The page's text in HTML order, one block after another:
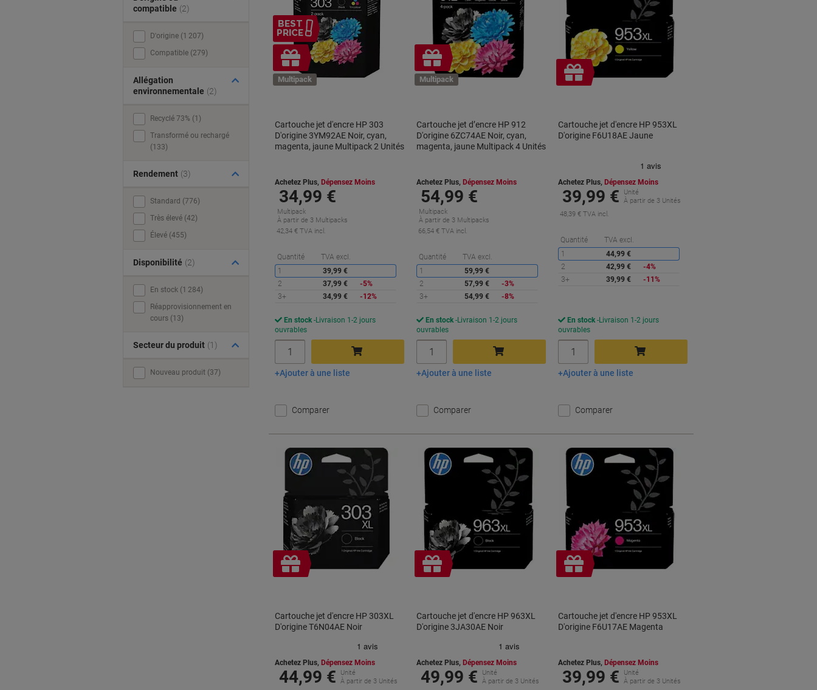
BEST
PRICE
Cadeau
gratuit
Multipack
Cartouche jet d'encre HP 303
D'origine 3YM92AE Noir, cyan,
magenta, jaune Multipack 2 Unités
Achetez Plus, Dépensez Moins
34,99 €
Multipack
À partir de 3 Multipacks
42,34 € TVA incl.
Quantité TVA excl.
Économies
1
39,99 €
2
37,99 €
-5%
3+
34,99 € -12%
En stock Livraison 1-2 jours
ouvrables
Ajouter au panier
Ajouter à une liste
Comparer
Cadeau
gratuit
Multipack
Cartouche jet d’encre HP 912
D'origine 6ZC74AE Noir, cyan,
magenta, jaune Multipack 4 Unités
Achetez Plus, Dépensez Moins
54,99 €
Multipack
À partir de 3 Multipacks
66,54 € TVA incl.
Quantité TVA excl.
Économies
1
59,99 €
2
57,99 €
-3%
3+
54,99 € -8%
En stock Livraison 1-2 jours
ouvrables
Ajouter au panier
Ajouter à une liste
Comparer
Cadeau
gratuit
Cartouche jet d'encre HP 953XL
D'origine F6U18AE Jaune
Achetez Plus, Dépensez Moins
39,99 €
Unité
À partir de 3 Unités
48,39 € TVA incl.
Quantité TVA excl.
1
44,99 €
2
42,99 €
-4%
3+
39,99 € -11%
En stock Livraison 1-2 jours
ouvrables
Ajouter au panier
Ajouter à une liste
Comparer
Cadeau
gratuit
Cartouche jet d'encre HP 303XL
D'origine T6N04AE Noir
Achetez Plus, Dépensez Moins
44,99 €
Unité
À partir de 3 Unités
Cadeau
gratuit
Cartouche jet d'encre HP 963XL
D'origine 3JA30AE Noir
Achetez Plus, Dépensez Moins
49,99 €
Unité
À partir de 3 Unités
Cadeau
gratuit
Cartouche jet d'encre HP 953XL
D'origine F6U17AE Magenta
Achetez Plus, Dépensez Moins
39,99 €
Unité
À partir de 3 Unités
compatible (2)
D'origine (1 207)
Compatible (279)
Allégation
environnementale (2)
Recyclé 73% (1)
Transformé ou rechargé
(133)
Rendement (3)
Standard (776)
Très élevé (42)
Élevé (455)
Disponibilité (2)
En stock (1 284)
Réapprovisionnement en
cours (13)
Secteur du produit (1)
Nouveau produit (37)